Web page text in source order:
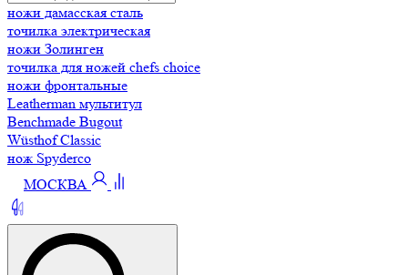
ножи дамасская сталь
точилка электрическая
ножи Золинген
точилка для ножей chefs choice
ножи фронтальные
Leatherman мультитул
Benchmade Bugout
Wüsthof Classic
нож Spyderco
МОСКВА